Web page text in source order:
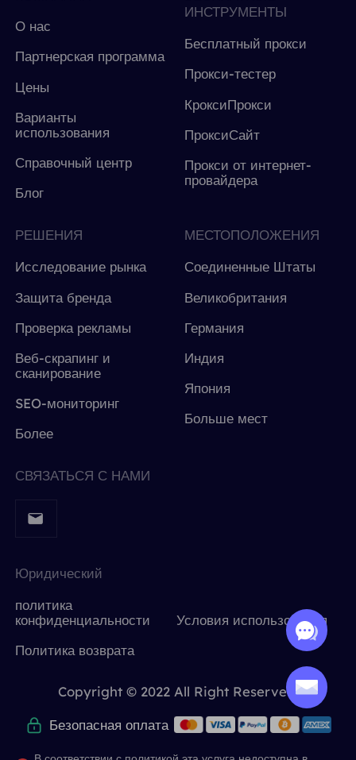
О нас
Партнерская программа
Цены
Варианты
использования
Справочный центр
Блог
ИНСТРУМЕНТЫ
Бесплатный прокси
Прокси-тестер
КроксиПрокси
ПроксиСайт
Прокси от интернет-
провайдера
РЕШЕНИЯ
Исследование рынка
Защита бренда
Проверка рекламы
Веб-скрапинг и
сканирование
SEO-мониторинг
Более
МЕСТОПОЛОЖЕНИЯ
Соединенные Штаты
Великобритания
Германия
Индия
Япония
Больше мест
СВЯЗАТЬСЯ С НАМИ
Юридический
политика
конфиденциальности
Условия использования
Политика возврата
Copyright © 2022 All Right Reserved.
Безопасная оплата